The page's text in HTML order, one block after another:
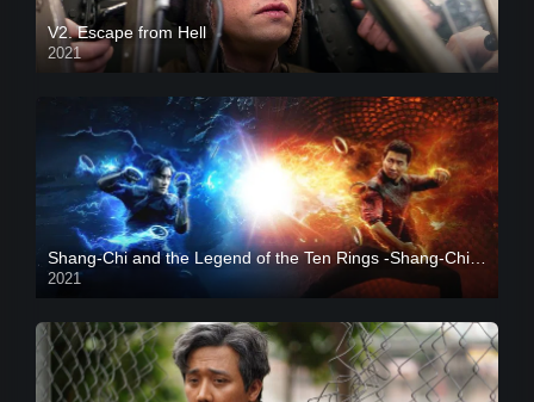
V2. Escape from Hell
2021
2021
CAM